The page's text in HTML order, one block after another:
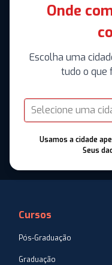
Onde
Escolha uma
tudo o que
Selecione uma
Usamos a cidade
Seus
Cursos
Pós-Graduação
Graduação